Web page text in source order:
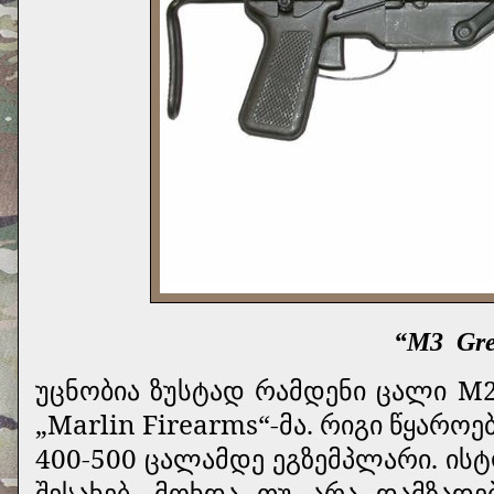
“M3
უცნობია ზუსტად რამდენი ცალი
„Marlin Firearms“-მა. რიგი
400-500 ცალამდე ეგზემპლარი.